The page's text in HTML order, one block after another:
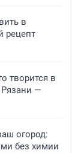
в
рецепт
творится в
—
огород:
без химии